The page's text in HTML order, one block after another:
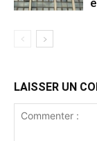
LAISSER UN